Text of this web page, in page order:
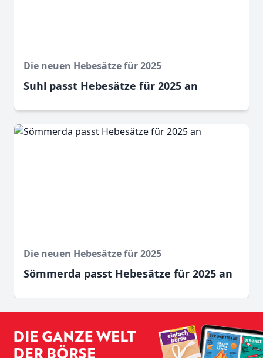
Die neuen Hebesätze für 2025
Suhl passt Hebesätze für 2025 an
Die neuen Hebesätze für 2025
Sömmerda passt Hebesätze für 2025 an